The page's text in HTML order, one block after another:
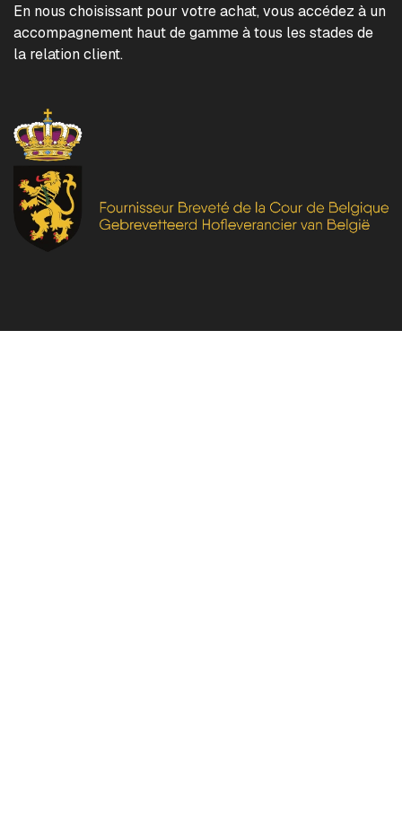
En nous choisissant pour votre achat, vous accédez à un
accompagnement haut de gamme à tous les stades de
la relation client.